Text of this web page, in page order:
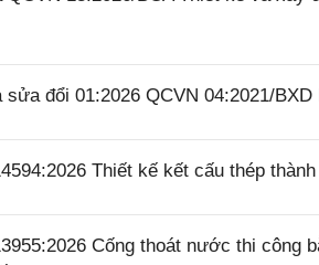
đổi 01:2026 QCVN 04:2021/
Thiết kế kết cấu thép
Cống thoát nước thi công